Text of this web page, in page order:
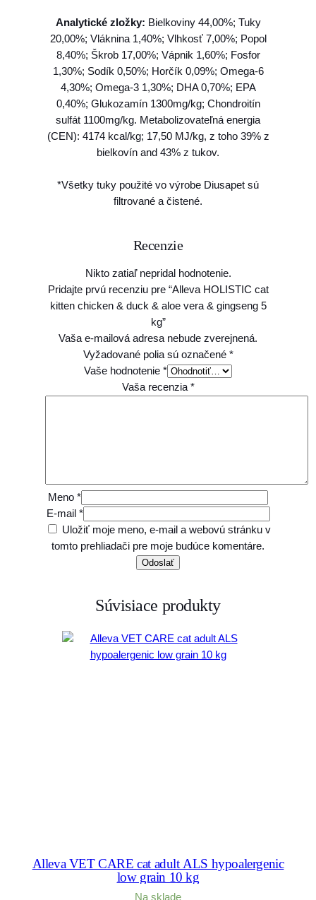
r
a
&
g
i
n
g
s
g
Analytické zložky: Bielkoviny 44,00%; Tuky
20,00%; Vláknina 1,40%; Vlhkosť 7,00%; Popol
8,40%; Škrob 17,00%; Vápnik 1,60%; Fosfor
1,30%; Sodík 0,50%; Horčík 0,09%; Omega-6
4,30%; Omega-3 1,30%; DHA 0,70%; EPA
0,40%; Glukozamín 1300mg/kg; Chondroitín
sulfát 1100mg/kg. Metabolizovateľná energia
(CEN): 4174 kcal/kg; 17,50 MJ/kg, z toho 39% z
bielkovín and 43% z tukov.
*Všetky tuky použité vo výrobe Diusapet sú
filtrované a čistené.
Recenzie
Nikto zatiaľ nepridal hodnotenie.
Pridajte prvú recenziu pre “Alleva HOLISTIC cat
kitten chicken & duck & aloe vera & gingseng 5
kg”
Vaša e-mailová adresa nebude zverejnená.
Vyžadované polia sú označené *
Vaše hodnotenie *
Vaša recenzia *
Meno *
E-mail *
Uložiť moje meno, e-mail a webovú stránku v
tomto prehliadači pre moje budúce komentáre.
Súvisiace produkty
Alleva VET CARE cat adult ALS hypoalergenic
low grain 10 kg
Na sklade